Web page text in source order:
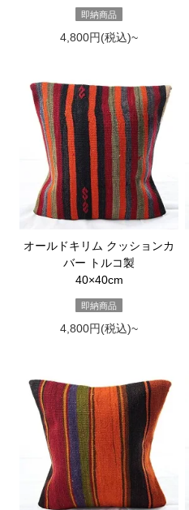
即納商品
4,800円(税込)~
オールドキリム クッションカ
バー トルコ製
40×40cm
即納商品
4,800円(税込)~